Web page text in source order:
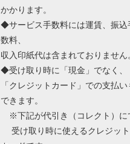
かかります。
◆サービス手数料には運賃、振込
数料、
収入印紙代は含まれておりません
◆受け取り時に「現金」でなく、
「クレジットカード」での支払い
できます。
※下記が代引き（コレクト）に
受け取り時に使えるクレジット